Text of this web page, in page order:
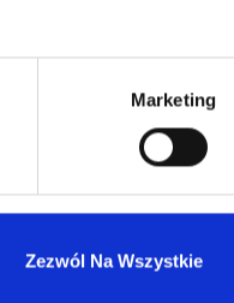
Marketing
Zezwól Na Wszystkie